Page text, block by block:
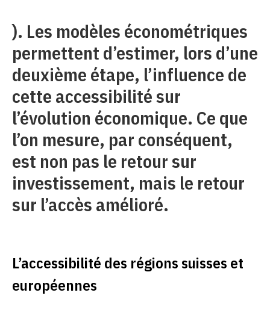
). Les modèles économétriques
permettent d’estimer, lors d’une
deuxième étape, l’influence de
cette accessibilité sur
l’évolution économique. Ce que
l’on mesure, par conséquent,
est non pas le retour sur
investissement, mais le retour
sur l’accès amélioré.
L’accessibilité des régions suisses et
européennes